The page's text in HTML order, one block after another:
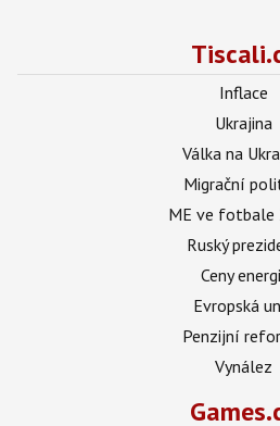
Inflace
Ukrajina
Válka na
Migrační
ME ve fotbale
Ruský
Ceny
Evropská
Penzijní
Vynález